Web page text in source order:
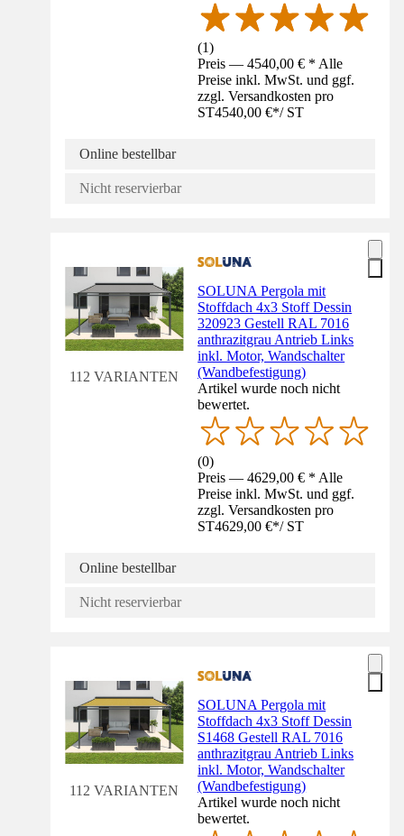
(1)
Preis — 4540,00 € * Alle
Preise inkl. MwSt. und ggf.
zzgl. Versandkosten pro
ST4540,00 €*/ ST
Online bestellbar
Nicht reservierbar
112 VARIANTEN
SOLUNA Pergola mit
Stoffdach 4x3 Stoff Dessin
320923 Gestell RAL 7016
anthrazitgrau Antrieb Links
inkl. Motor, Wandschalter
(Wandbefestigung)
Artikel wurde noch nicht
bewertet.
(0)
Preis — 4629,00 € * Alle
Preise inkl. MwSt. und ggf.
zzgl. Versandkosten pro
ST4629,00 €*/ ST
Online bestellbar
Nicht reservierbar
112 VARIANTEN
SOLUNA Pergola mit
Stoffdach 4x3 Stoff Dessin
S1468 Gestell RAL 7016
anthrazitgrau Antrieb Links
inkl. Motor, Wandschalter
(Wandbefestigung)
Artikel wurde noch nicht
bewertet.